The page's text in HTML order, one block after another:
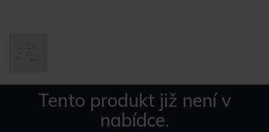
Tento produkt již není v
nabídce.